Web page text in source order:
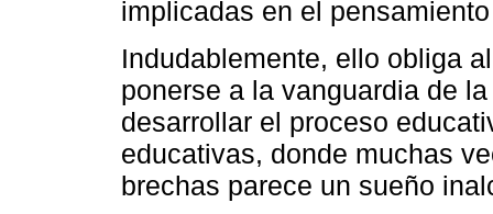
implicadas en el
Indudablemente, ello obliga
ponerse a la vanguardia de
desarrollar el proceso
educativas, donde muchas
brechas parece un sueño